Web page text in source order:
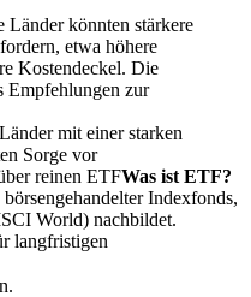
Länder könnten stärkere
etwa höhere
Kostendeckel. Die
Empfehlungen zur
Länder mit einer starken
Sorge vor
reinen ETFWas ist ETF?
Indexfonds,
World) nachbildet.
langfristigen